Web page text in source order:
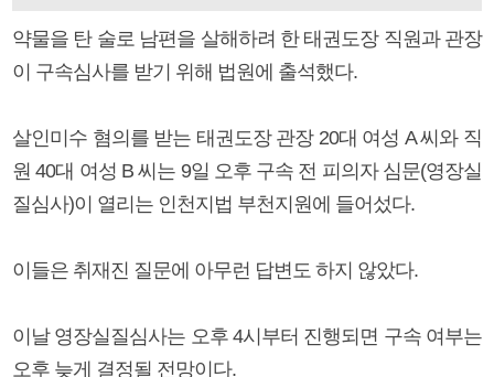
약물을 탄 술로 남편을 살해하려 한 태권도장 직원과 관장
이 구속심사를 받기 위해 법원에 출석했다.
살인미수 혐의를 받는 태권도장 관장 20대 여성 A 씨와 직
원 40대 여성 B 씨는 9일 오후 구속 전 피의자 심문(영장실
질심사)이 열리는 인천지법 부천지원에 들어섰다.
이들은 취재진 질문에 아무런 답변도 하지 않았다.
이날 영장실질심사는 오후 4시부터 진행되면 구속 여부는
오후 늦게 결정될 전망이다.